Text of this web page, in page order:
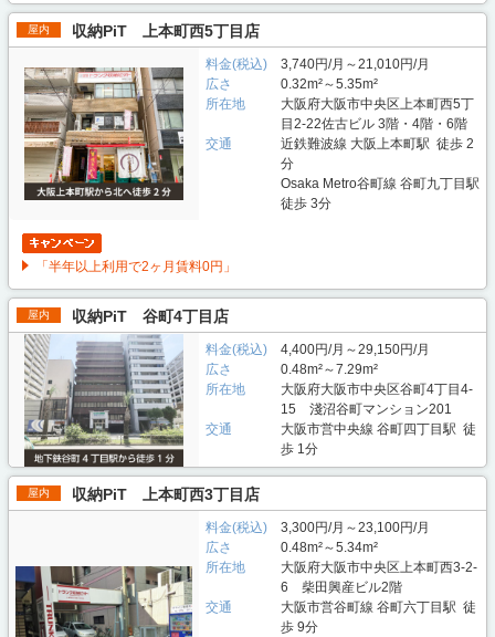
屋内 収納PiT 上本町西5丁目店
料金(税込)
3,740円/月～21,010円/月
広さ
0.32m²～5.35m²
所在地
大阪府大阪市中央区上本町西5丁
目2-22佐古ビル 3階・4階・6階
交通
近鉄難波線 大阪上本町駅 徒歩 2
分
Osaka Metro谷町線 谷町九丁目駅
徒歩 3分
「半年以上利用で2ヶ月賃料0円」
屋内 収納PiT 谷町4丁目店
料金(税込)
4,400円/月～29,150円/月
広さ
0.48m²～7.29m²
所在地
大阪府大阪市中央区谷町4丁目4-
15 淺沼谷町マンション201
交通
大阪市営中央線 谷町四丁目駅 徒
歩 1分
屋内 収納PiT 上本町西3丁目店
料金(税込)
3,300円/月～23,100円/月
広さ
0.48m²～5.34m²
所在地
大阪府大阪市中央区上本町西3-2-
6 柴田興産ビル2階
交通
大阪市営谷町線 谷町六丁目駅 徒
歩 9分